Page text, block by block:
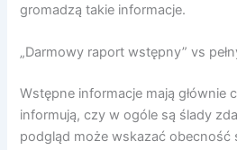
gromadzą takie informacje.
„Darmowy raport wstępny” vs
Wstępne informacje mają głównie
informują, czy w ogóle są ślady
podgląd może wskazać obecność